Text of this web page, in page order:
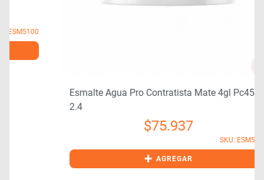
Esmalte Agua Pro Contratista Mate 4gl Pc4585-
75.937
SKU: ESM5110
AGREGAR